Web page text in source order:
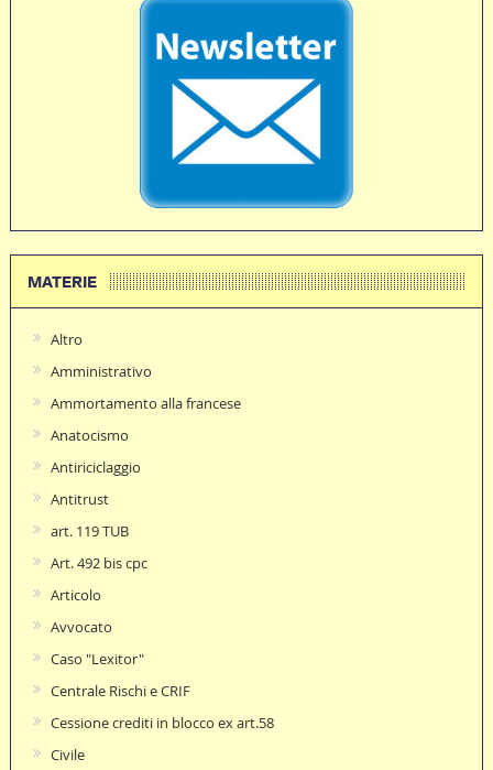
MATERIE
Altro
Amministrativo
Ammortamento alla francese
Anatocismo
Antiriciclaggio
Antitrust
art. 119 TUB
Art. 492 bis cpc
Articolo
Avvocato
Caso "Lexitor"
Centrale Rischi e CRIF
Cessione crediti in blocco ex art.58
Civile